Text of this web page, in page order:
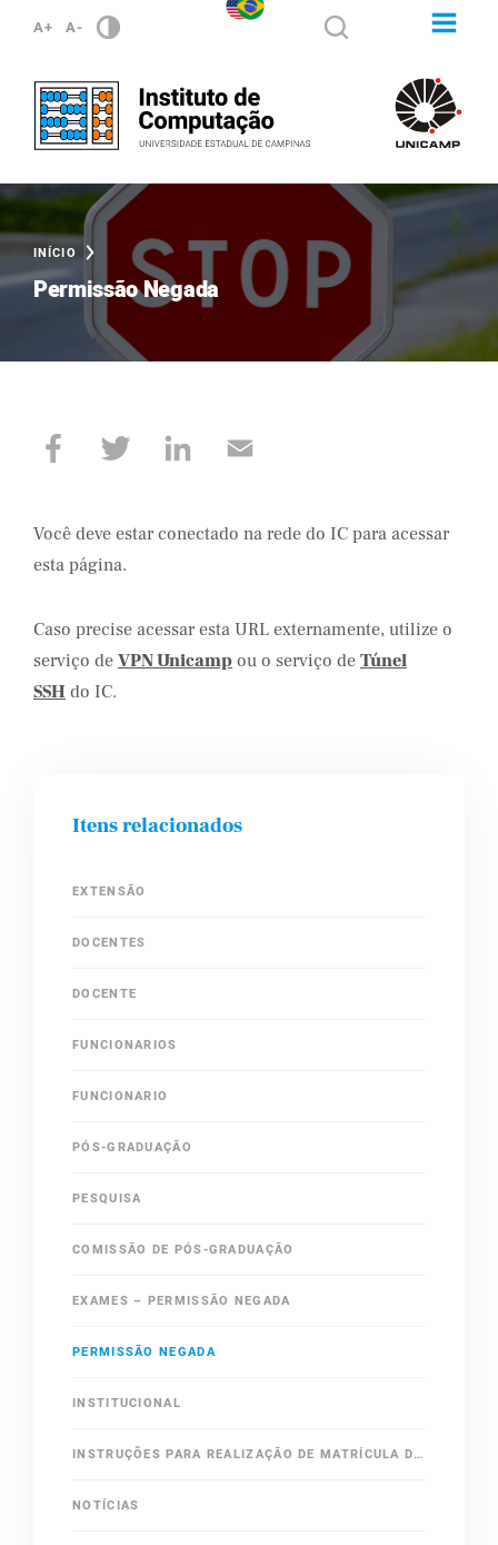
A+ A-
INÍCIO
Permissão Negada
Você deve estar conectado na rede do IC para acessar
esta página.
Caso precise acessar esta URL externamente, utilize o
serviço de VPN Unicamp ou o serviço de Túnel
SSH do IC.
Itens relacionados
EXTENSÃO
DOCENTES
DOCENTE
FUNCIONARIOS
FUNCIONARIO
PÓS-GRADUAÇÃO
PESQUISA
COMISSÃO DE PÓS-GRADUAÇÃO
EXAMES – PERMISSÃO NEGADA
PERMISSÃO NEGADA
INSTITUCIONAL
INSTRUÇÕES PARA REALIZAÇÃO DE MATRÍCULA DE ALUNOS ESPECIAIS E PIF
NOTÍCIAS